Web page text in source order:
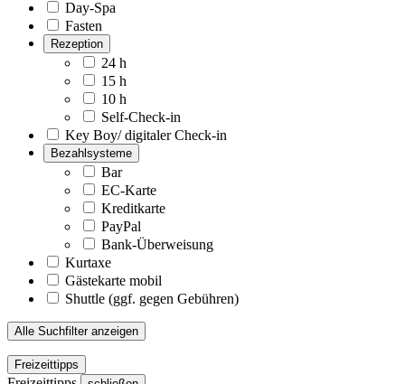
Day-Spa
Fasten
Rezeption
24 h
15 h
10 h
Self-Check-in
Key Boy/ digitaler Check-in
Bezahlsysteme
Bar
EC-Karte
Kreditkarte
PayPal
Bank-Überweisung
Kurtaxe
Gästekarte mobil
Shuttle (ggf. gegen Gebühren)
Alle Suchfilter anzeigen
Freizeittipps